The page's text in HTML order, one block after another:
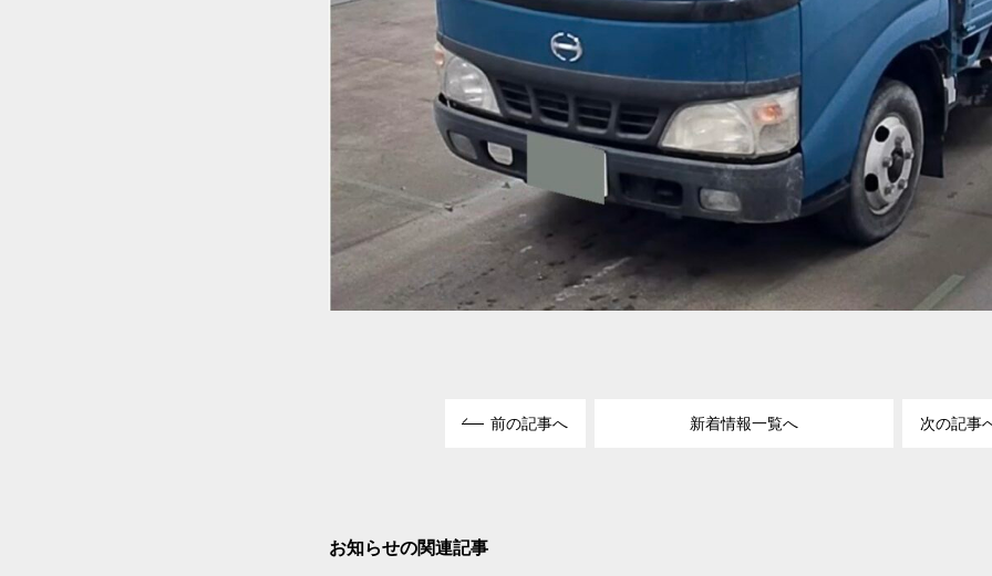
前の記事へ 新着情報一覧へ 次の記事
お知らせの関連記事